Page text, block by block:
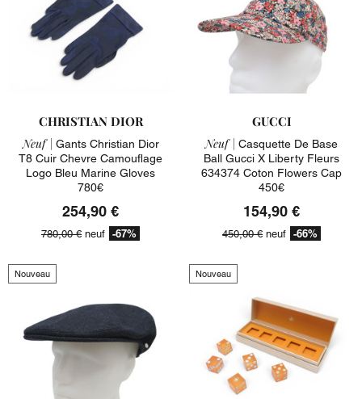
CHRISTIAN DIOR
Neuf | Gants Christian Dior
T8 Cuir Chevre Camouflage
Logo Bleu Marine Gloves
780€
254,90 €
780,00 € neuf -67%
GUCCI
Neuf | Casquette De Base
Ball Gucci X Liberty Fleurs
634374 Coton Flowers Cap
450€
154,90 €
450,00 € neuf -66%
Nouveau Nouveau